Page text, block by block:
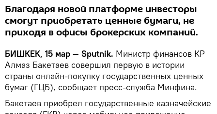
Благодаря новой платформе инвесторы
смогут приобретать ценные бумаги, не
приходя в офисы брокерских компаний.
БИШКЕК, 15 мар — Sputnik. Министр финансов КР
Алмаз Бакетаев совершил первую в истории
страны онлайн-покупку государственных ценных
бумаг (ГЦБ), сообщает пресс-служба Минфина.
Бакетаев приобрел государственные казначейские